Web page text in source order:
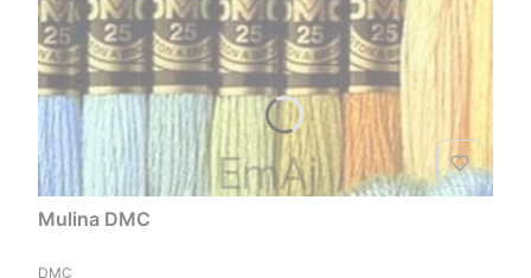
Mulina DMC
PRODUCENT
DMC